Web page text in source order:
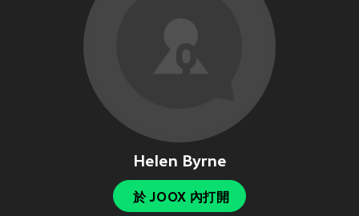
Helen Byrne
於 JOOX 內打開